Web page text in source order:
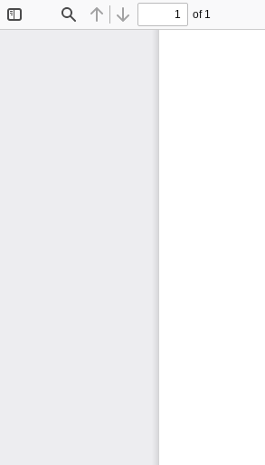
Find Previous
Next
of 1